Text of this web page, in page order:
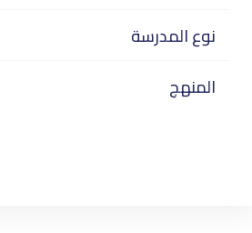
نوع المدرسة
المنهج